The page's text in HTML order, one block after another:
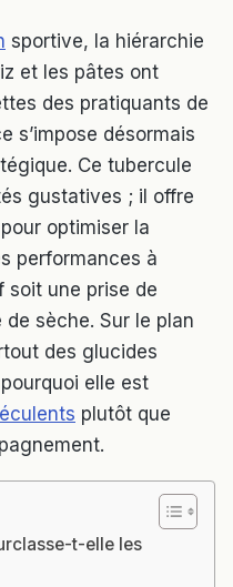
sportive, la hiérarchie
et les pâtes ont
des pratiquants de
s’impose désormais
Ce tubercule
gustatives ; il offre
optimiser la
performances à
soit une prise de
sèche. Sur le plan
des glucides
elle est
plutôt que
t-elle les